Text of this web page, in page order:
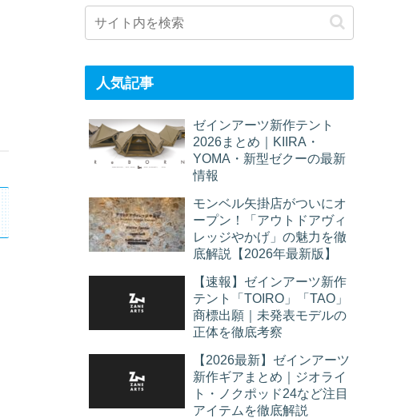
人気記事
ゼインアーツ新作テント
2026まとめ｜KIIRA・
YOMA・新型ゼクーの最新
情報
モンベル矢掛店がついにオ
ープン！「アウトドアヴィ
レッジやかげ」の魅力を徹
底解説【2026年最新版】
【速報】ゼインアーツ新作
テント「TOIRO」「TAO」
商標出願｜未発表モデルの
正体を徹底考察
【2026最新】ゼインアーツ
新作ギアまとめ｜ジオライ
ト・ノクポッド24など注目
アイテムを徹底解説